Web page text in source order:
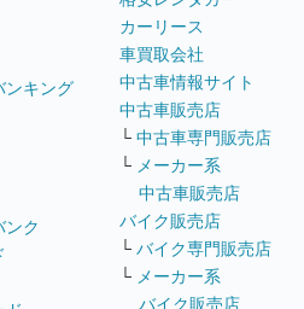
ンキング
ンク
カーリース
車買取会社
中古車情報サイト
中古車販売店
└ 中古車専門販売店
└ メーカー系
中古車販売店
バイク販売店
└ バイク専門販売店
└ メーカー系
バイク販売店